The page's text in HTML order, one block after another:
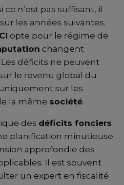
n’est pas suffisant, il
les années suivantes.
opte pour le régime de
changent
déficits ne peuvent
le revenu global du
sur les
la même société.
des déficits fonciers
planification minutieuse
approfondie des
Il est souvent
un expert en fiscalité